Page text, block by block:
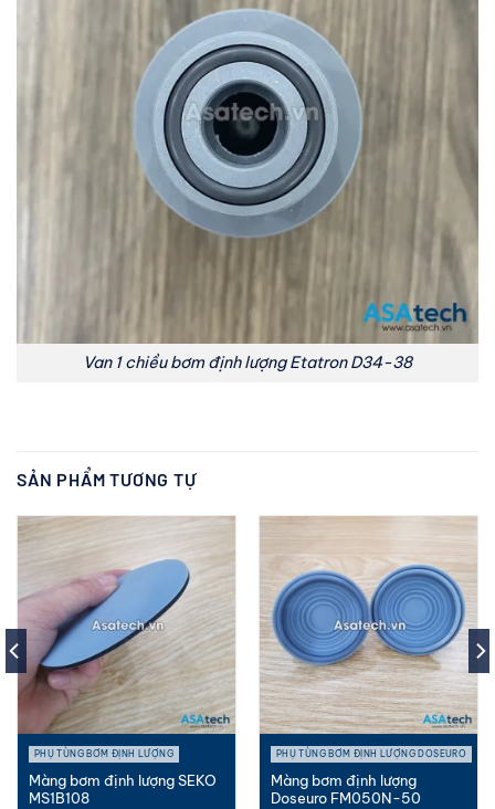
Van 1 chiều bơm định lượng Etatron D34-38
SẢN PHẨM TƯƠNG TỰ
PHỤ TÙNG BƠM ĐỊNH LƯỢNG
Màng bơm định lượng SEKO
MS1B108
PHỤ TÙNG BƠM ĐỊNH LƯỢNG DOSEURO
Màng bơm định lượng
Doseuro FM050N-50